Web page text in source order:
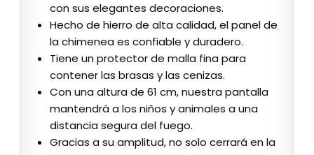
con sus elegantes decoraciones.
Hecho de hierro de alta calidad, el panel de
la chimenea es confiable y duradero.
Tiene un protector de malla fina para
contener las brasas y las cenizas.
Con una altura de 61 cm, nuestra pantalla
mantendrá a los niños y animales a una
distancia segura del fuego.
Gracias a su amplitud, no solo cerrará en la